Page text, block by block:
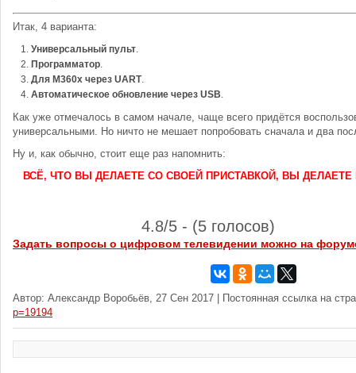
Итак, 4 варианта:
Универсальный пульт
Программатор
Для M360x через UART.
Автоматическое обновление через USB
Как уже отмечалось в самом начале, чаще всего придётся
универсальными. Но ничто не мешает попробовать сначала и два
Ну и, как обычно, стоит еще раз напомнить:
ВСЁ, ЧТО ВЫ ДЕЛАЕТЕ СО СВОЕЙ ПРИСТАВКОЙ, ВЫ ДЕЛАЕТЕ
4.8/5 - (5 голосов)
Задать вопросы о цифровом телевидении можно на
Автор: Александр Воробьёв, 27 Сен 2017 | Постоянная ссылка на
p=19194